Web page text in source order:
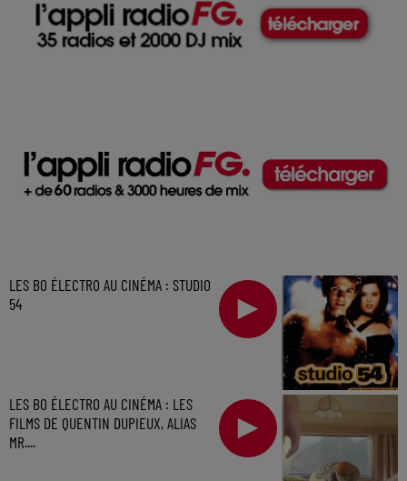
LES BO ÉLECTRO AU CINÉMA : STUDIO
54
LES BO ÉLECTRO AU CINÉMA : LES
FILMS DE QUENTIN DUPIEUX, ALIAS
MR....